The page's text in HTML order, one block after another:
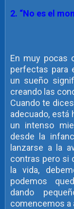
2. “No es el
En muy pocas
perfectas para
un sueño
creando las
Cuando te
adecuado, está
un intenso
desde la
lanzarse a la
contras pero si
la vida,
podemos
dando
comencemos a